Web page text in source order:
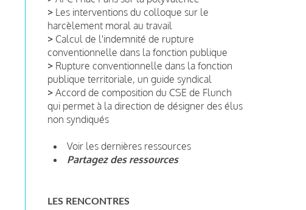
> Les interventions du colloque sur le
harcèlement moral au travail
> Calcul de l'indemnité de rupture
conventionnelle dans la fonction publique
> Rupture conventionnelle dans la fonction
publique territoriale, un guide syndical
> Accord de composition du CSE de Flunch
qui permet à la direction de désigner des élus
non syndiqués
Voir les dernières ressources
Partagez des ressources
LES RENCONTRES